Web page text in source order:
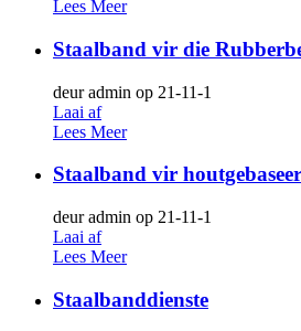
Lees Meer
Staalband vir die
deur admin op 21-11-1
Laai af
Lees Meer
Staalband vir
deur admin op 21-11-1
Laai af
Lees Meer
Staalbanddienste